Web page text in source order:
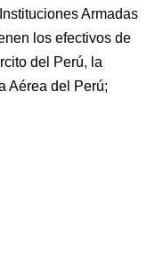
Armadas
los efectivos de
del Perú, la
Aérea del Perú;